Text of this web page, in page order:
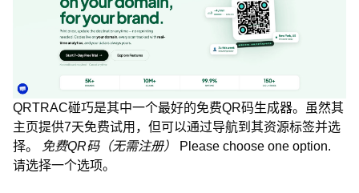
QRTRAC碰巧是其中一个最好的免费QR码生成器。虽然其
主页提供7天免费试用，但可以通过导航到其资源标签并选
择。
免费QR码（无需注册）
Please choose one option.
请选择一个选项。